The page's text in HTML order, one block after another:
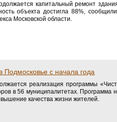
капитальный ремонт
объекта достигла 88%,
Московской области.
Подмосковье с начала года
реализация программы
в 56 муниципалитетах.
качества жизни жителей.